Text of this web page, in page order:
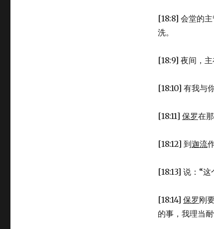
[18:8] 会堂的主
洗。
[18:9] 夜间，
[18:10] 有我与
[18:11] 保罗在
[18:12] 到迦流
[18:13] 说：“
[18:14] 保罗刚
的事，我理当耐